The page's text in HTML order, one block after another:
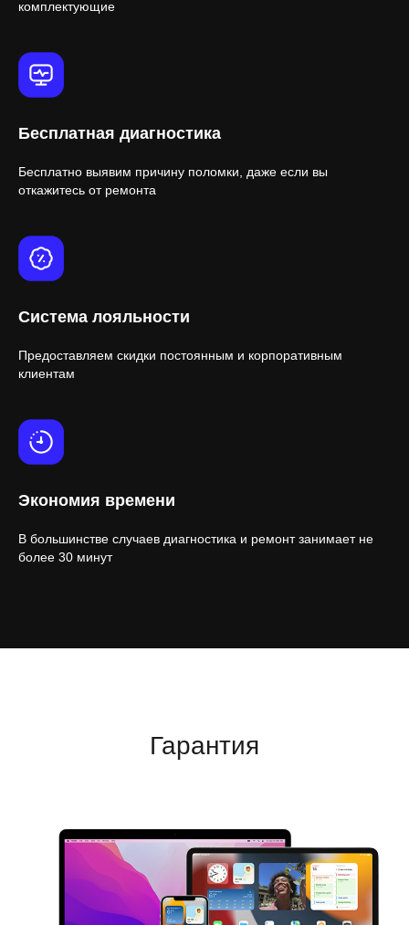
комплектующие
Бесплатная диагностика
Бесплатно выявим причину поломки, даже если вы
откажитесь от ремонта
Система лояльности
Предоставляем скидки постоянным и корпоративным
клиентам
Экономия времени
В большинстве случаев диагностика и ремонт занимает не
более 30 минут
Гарантия